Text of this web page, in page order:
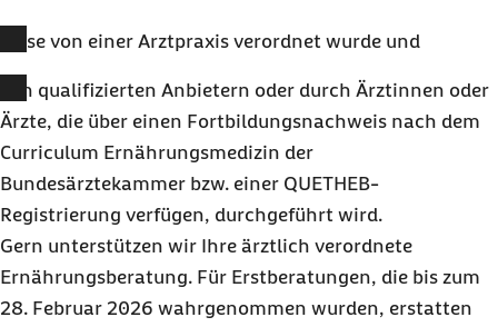
diese von einer Arztpraxis verordnet wurde und
von qualifizierten Anbietern oder durch Ärztinnen oder
Ärzte, die über einen Fortbildungsnachweis nach dem
Curriculum Ernährungsmedizin der
Bundesärztekammer bzw. einer QUETHEB-
Registrierung verfügen, durchgeführt wird.
Gern unterstützen wir Ihre ärztlich verordnete
Ernährungsberatung. Für Erstberatungen, die bis zum
28. Februar 2026 wahrgenommen wurden, erstatten